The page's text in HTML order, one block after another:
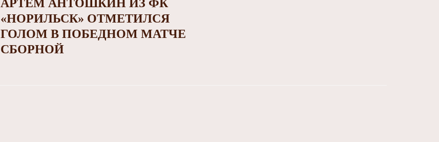
АРТЁМ АНТОШКИН ИЗ ФК
«НОРИЛЬСК» ОТМЕТИЛСЯ
ГОЛОМ В ПОБЕДНОМ МАТЧЕ
СБОРНОЙ